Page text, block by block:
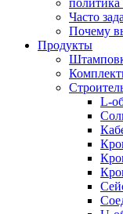
политика
Часто
Почему
Продукты
L-